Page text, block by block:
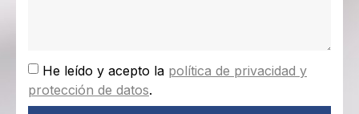
He leído y acepto la política de privacidad y
protección de datos.